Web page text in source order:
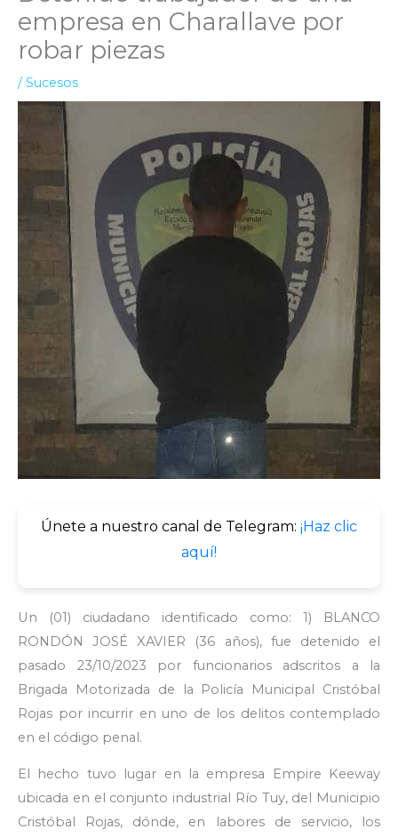
empresa en Charallave por
robar piezas
/Sucesos
Únete a nuestro canal de Telegram: ¡Haz clic
aquí!
Un (01) ciudadano identificado como: 1) BLANCO
RONDÓN JOSÉ XAVIER (36 años), fue detenido el
pasado 23/10/2023 por funcionarios adscritos a la
Brigada Motorizada de la Policía Municipal Cristóbal
Rojas por incurrir en uno de los delitos contemplado
en el código penal.
El hecho tuvo lugar en la empresa Empire Keeway
ubicada en el conjunto industrial Río Tuy, del Municipio
Cristóbal Rojas, dónde, en labores de servicio, los